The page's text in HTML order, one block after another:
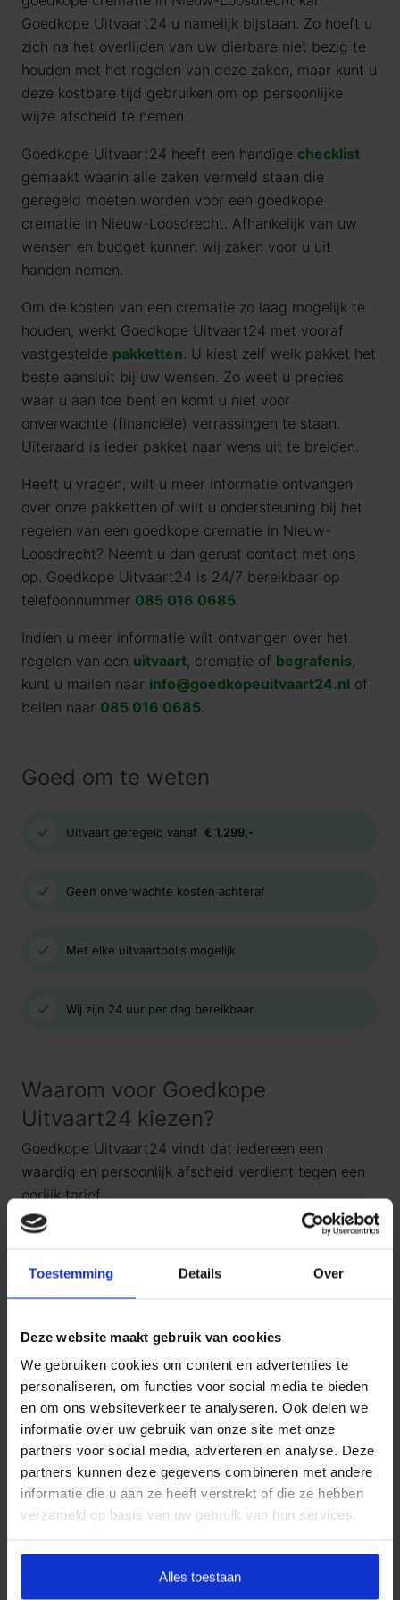
Toestemming Details Over
Deze website maakt gebruik van cookies
We gebruiken cookies om content en advertenties te
personaliseren, om functies voor social media te bieden
en om ons websiteverkeer te analyseren. Ook delen we
informatie over uw gebruik van onze site met onze
partners voor social media, adverteren en analyse. Deze
partners kunnen deze gegevens combineren met andere
informatie die u aan ze heeft verstrekt of die ze hebben
verzameld op basis van uw gebruik van hun services.
Alles toestaan
Goedkope Uitvaart24 u namelijk bijstaan. Zo hoeft u
zich na het overlijden van uw dierbare niet bezig te
houden met het regelen van deze zaken, maar kunt u
deze kostbare tijd gebruiken om op persoonlijke
wijze afscheid te nemen.
Goedkope Uitvaart24 heeft een handige checklist
gemaakt waarin alle zaken vermeld staan die
geregeld moeten worden voor een goedkope
crematie in Nieuw-Loosdrecht. Afhankelijk van uw
wensen en budget kunnen wij zaken voor u uit
handen nemen.
Om de kosten van een crematie zo laag mogelijk te
houden, werkt Goedkope Uitvaart24 met vooraf
vastgestelde pakketten. U kiest zelf welk pakket het
beste aansluit bij uw wensen. Zo weet u precies
waar u aan toe bent en komt u niet voor
onverwachte (financiële) verrassingen te staan.
Uiteraard is ieder pakket naar wens uit te breiden.
Heeft u vragen, wilt u meer informatie ontvangen
over onze pakketten of wilt u ondersteuning bij het
regelen van een goedkope crematie in Nieuw-
Loosdrecht? Neemt u dan gerust contact met ons
op. Goedkope Uitvaart24 is 24/7 bereikbaar op
telefoonnummer 085 016 0685.
Indien u meer informatie wilt ontvangen over het
regelen van een uitvaart, crematie of begrafenis,
kunt u mailen naar info@goedkopeuitvaart24.nl of
bellen naar 085 016 0685.
Goed om te weten
Uitvaart geregeld vanaf € 1.299,-
Geen onverwachte kosten achteraf
Met elke uitvaartpolis mogelijk
Wij zijn 24 uur per dag bereikbaar
Waarom voor Goedkope
Uitvaart24 kiezen?
Goedkope Uitvaart24 vindt dat iedereen een
waardig en persoonlijk afscheid verdient tegen een
eerlijk tarief.
Daarom kiezen wij ervoor standaard te werken met
jarenlange ervaring bieden wij uitvaartpakketten die
aansluiten bij de meest voorkomende
en de daarbij behorende (eerlijke) prijzen. U betaalt
op deze manier alleen voor datgene wat u wilt
afnemen en wat past binnen uw budget. Indien u dit
wenst, kunt u deze pakketten uitbreiden.
Door met vaste uitvaartpakketten te werken, kan
Goedkope Uitvaart24 u een goed verzorgde en
waardige crematie in Nieuw-Loosdrecht tegen een
eerlijk tarief garanderen.
ontvangen? Goedkope Uitvaart24 is 24 uur per dag